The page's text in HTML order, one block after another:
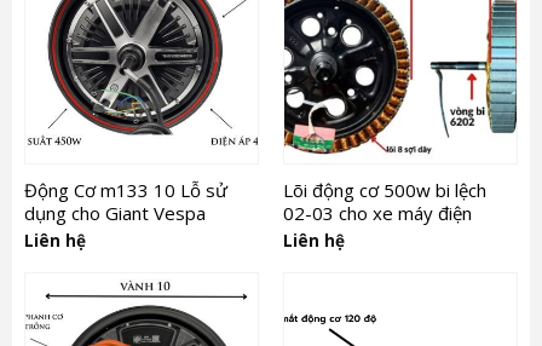
Động Cơ m133 10 Lỗ sử
dụng cho Giant Vespa
Liên hệ
Lõi động cơ 500w bi lệch
02-03 cho xe máy điện
Liên hệ